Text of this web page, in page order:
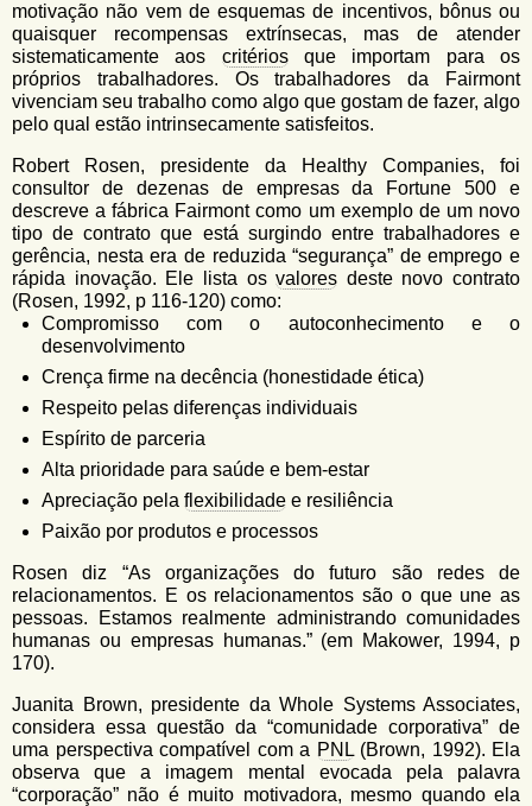
motivação não vem de esquemas de incentivos, bônus ou
quaisquer recompensas extrínsecas, mas de atender
sistematicamente aos critériosque importam para os
próprios trabalhadores. Os trabalhadores da Fairmont
vivenciam seu trabalho como algo que gostam de fazer, algo
pelo qual estão intrinsecamente satisfeitos.
Robert Rosen, presidente da Healthy Companies, foi
consultor de dezenas de empresas da Fortune 500 e
descreve a fábrica Fairmont como um exemplo de um novo
tipo de contrato que está surgindo entre trabalhadores e
gerência, nesta era de reduzida “segurança” de emprego e
rápida inovação. Ele lista osvalores deste novo contrato
(Rosen, 1992, p 116-120) como:
Compromisso com o autoconhecimento e o
desenvolvimento
Crença firme na decência (honestidade ética)
Respeito pelas diferenças individuais
Espírito de parceria
Alta prioridade para saúde e bem-estar
Apreciação pela flexibilidade e resiliência
Paixão por produtos e processos
Rosen diz “As organizações do futuro são redes de
relacionamentos. E os relacionamentos são o que une as
pessoas. Estamos realmente administrando comunidades
humanas ou empresas humanas.” (em Makower, 1994, p
170).
Juanita Brown, presidente da Whole Systems Associates,
considera essa questão da “comunidade corporativa” de
uma perspectiva compatível com a PNL(Brown, 1992). Ela
observa que a imagem mental evocada pela palavra
“corporação” não é muito motivadora, mesmo quando ela